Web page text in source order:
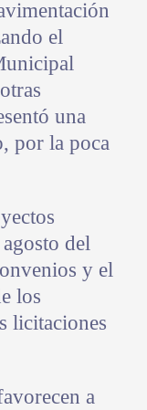
el
una
por la poca
del
y el
los
licitaciones
a